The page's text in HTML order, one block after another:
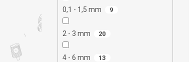
0,1 - 1,5 mm 9
2 - 3 mm 20
4 - 6 mm 13